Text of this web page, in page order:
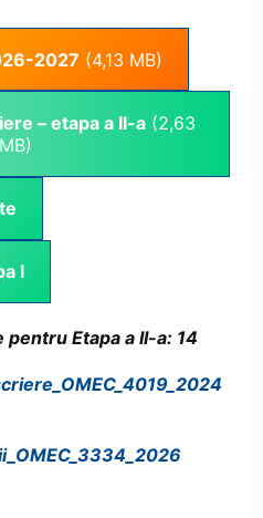
2027
– etapa a II-a
I
Etapa a II-a: 14